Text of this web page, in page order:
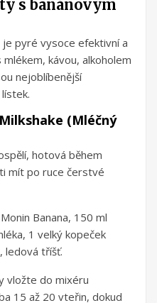
s banánovým
pyré vysoce efektivní a
kávou, alkoholem
nejoblíbenější
(Mléčný
hotová během
mít po ruce čerstvé
Banana, 150 ml
1 velký kopeček
ledová tříšť.
vložte do mixéru
15 až 20 vteřin, dokud